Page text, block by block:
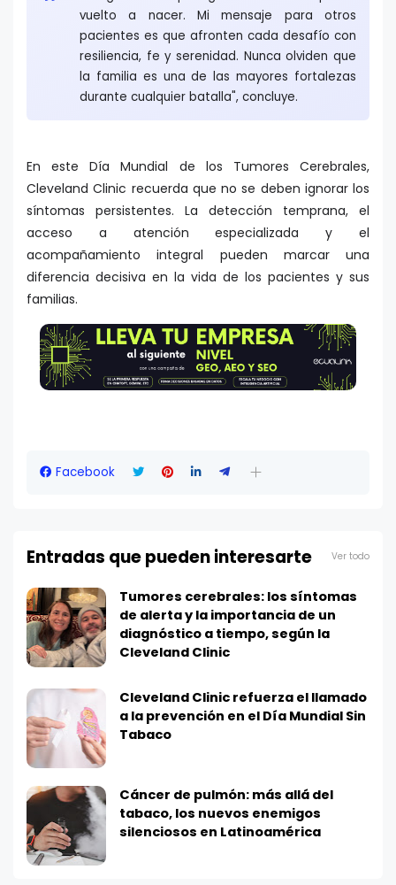
vuelto a nacer. Mi mensaje para otros
pacientes es que afronten cada desafío con
resiliencia, fe y serenidad. Nunca olviden que
la familia es una de las mayores fortalezas
durante cualquier batalla", concluye.
En este Día Mundial de los Tumores Cerebrales,
Cleveland Clinic recuerda que no se deben ignorar los
síntomas persistentes. La detección temprana, el
acceso a atención especializada y el
acompañamiento integral pueden marcar una
diferencia decisiva en la vida de los pacientes y sus
familias.
Facebook
Entradas que pueden interesarte Ver todo
Tumores cerebrales: los síntomas
de alerta y la importancia de un
diagnóstico a tiempo, según la
Cleveland Clinic
Cleveland Clinic refuerza el llamado
a la prevención en el Día Mundial Sin
Tabaco
Cáncer de pulmón: más allá del
tabaco, los nuevos enemigos
silenciosos en Latinoamérica